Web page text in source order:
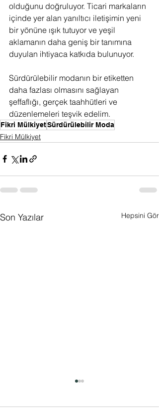
olduğunu doğruluyor. Ticari markaların
içinde yer alan yanıltıcı iletişimin yeni
bir yönüne ışık tutuyor ve yeşil
aklamanın daha geniş bir tanımına
duyulan ihtiyaca katkıda bulunuyor.
Sürdürülebilir modanın bir etiketten
daha fazlası olmasını sağlayan
şeffaflığı, gerçek taahhütleri ve
düzenlemeleri teşvik edelim.
Fikri MülkiyetSürdürülebilir Moda
Fikri Mülkiyet
Son Yazılar Hepsini Gör